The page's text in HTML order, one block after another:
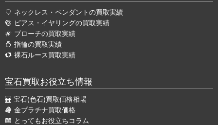
ネックレス・ペンダントの買取実績
ピアス・イヤリングの買取実績
ブローチの買取実績
指輪の買取実績
裸石ルース買取実績
宝石買取お役立ち情報
宝石(色石)買取価格相場
金プラチナ買取価格
とってもお役立ちコラム